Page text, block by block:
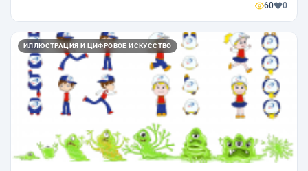
60 0
ИЛЛЮСТРАЦИЯ И ЦИФРОВОЕ ИСКУССТВО